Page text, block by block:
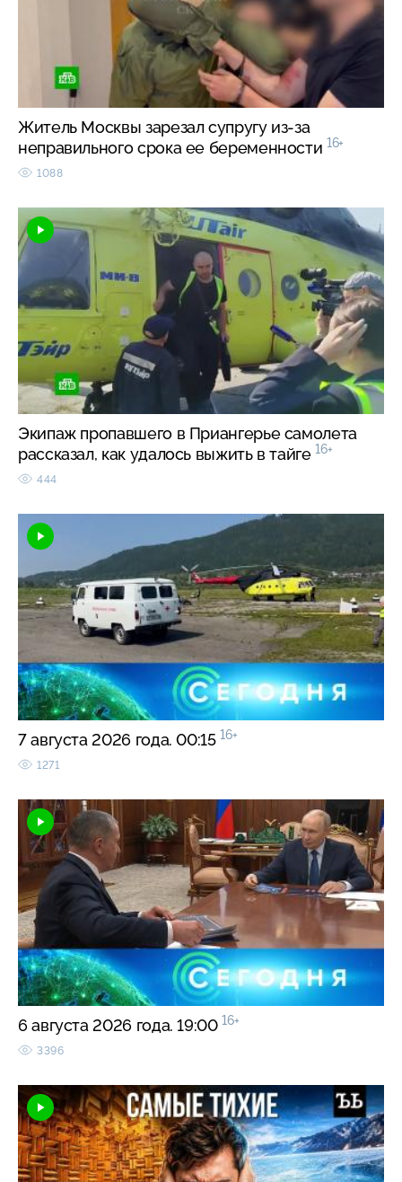
Житель Москвы зарезал супругу из-за
неправильного срока ее беременности 16+
1088
Экипаж пропавшего в Приангерье самолета
рассказал, как удалось выжить в тайге 16+
444
7 августа 2026 года. 00:15 16+
1271
6 августа 2026 года. 19:00 16+
3396